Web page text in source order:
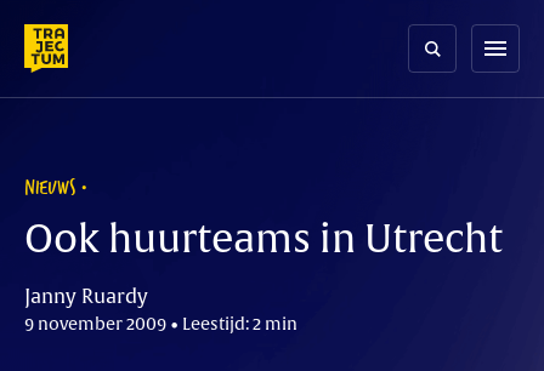
content
menu
NIEUWS
Ook huurteams in Utrecht
Janny Ruardy
9 november 2009 • Leestijd: 2 min